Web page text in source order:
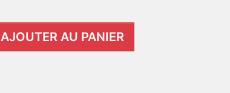
AJOUTER AU PANIER